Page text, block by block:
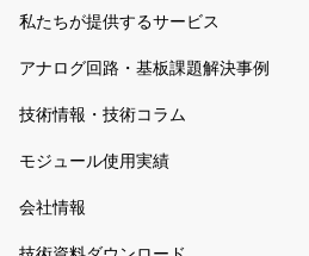
私たちが提供するサービス
アナログ回路・基板課題解決事例
技術情報・技術コラム
モジュール使用実績
会社情報